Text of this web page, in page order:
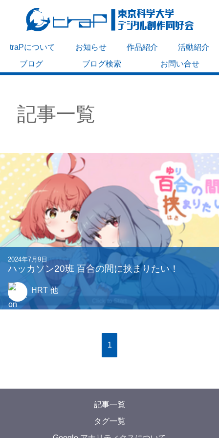
traPについて お知らせ 作品紹介
活動紹介
ブログ
ブログ検索 お問い合せ
記事一覧
2024年7月9日
ハッカソン20班 百合の間に挟まりたい！
HRT 他
1
記事一覧
タグ一覧